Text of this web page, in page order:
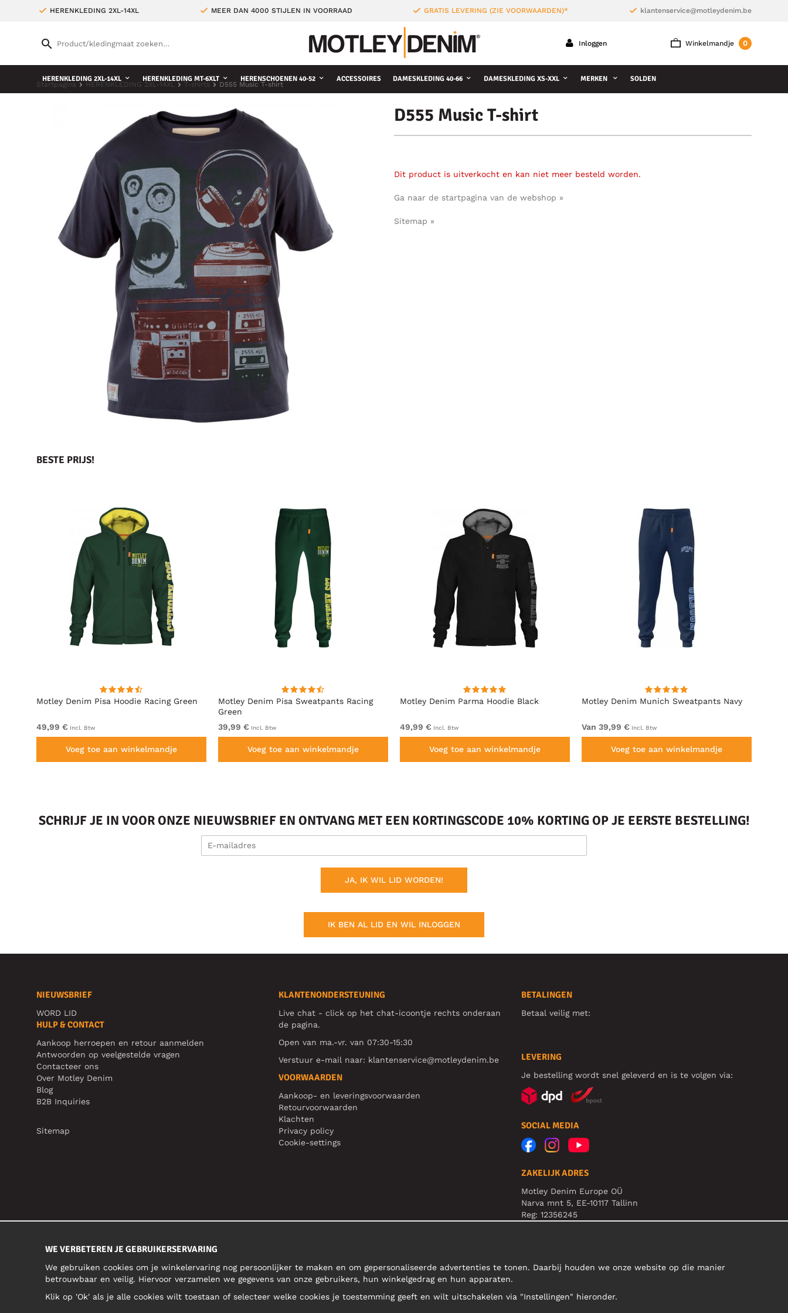
HERENKLEDING 2XL-14XL MEER DAN 4000 STIJLEN IN VOORRAAD GRATIS LEVERING (ZIE VOORWAARDEN)* klantenservice@motleydenim.be
Winkelmandje 0
Inloggen
HERENKLEDING 2XL-14XL HERENKLEDING MT-6XLT HERENSCHOENEN 40-52 ACCESSOIRES DAMESKLEDING 40-66 DAMESKLEDING XS-XXL MERKEN SOLDEN
Startpagina HERENKLEDING 2XL-14XL T-shirts D555 Music T-shirt
D555 Music T-shirt
Dit product is uitverkocht en kan niet meer besteld worden.
Ga naar de startpagina van de webshop »
Sitemap »
BESTE PRIJS!
Motley Denim Pisa Hoodie Racing Green
49,99 € Incl. Btw
Voeg toe aan winkelmandje
Motley Denim Pisa Sweatpants Racing
Green
39,99 € Incl. Btw
Voeg toe aan winkelmandje
Motley Denim Parma Hoodie Black
49,99 € Incl. Btw
Voeg toe aan winkelmandje
Motley Denim Munich Sweatpants Navy
Van 39,99 € Incl. Btw
Voeg toe aan winkelmandje
SCHRIJF JE IN VOOR ONZE NIEUWSBRIEF EN ONTVANG MET EEN KORTINGSCODE 10% KORTING OP JE EERSTE BESTELLING!
JA, IK WIL LID WORDEN!
IK BEN AL LID EN WIL INLOGGEN
NIEUWSBRIEF
WORD LID
HULP & CONTACT
Aankoop herroepen en retour aanmelden
Antwoorden op veelgestelde vragen
Contacteer ons
Over Motley Denim
Blog
B2B Inquiries
Sitemap
KLANTENONDERSTEUNING
Live chat - click op het chat-icoontje rechts onderaan
de pagina.
Open van ma.-vr. van 07:30-15:30
Verstuur e-mail naar: klantenservice@motleydenim.be
VOORWAARDEN
Aankoop- en leveringsvoorwaarden
Retourvoorwaarden
Klachten
Privacy policy
Cookie-settings
BETALINGEN
Betaal veilig met:
LEVERING
Je bestelling wordt snel geleverd en is te volgen via:
SOCIAL MEDIA
ZAKELIJK ADRES
Motley Denim Europe OÜ
Narva mnt 5, EE-10117 Tallinn
Reg: 12356245
WE VERBETEREN JE GEBRUIKERSERVARING
We gebruiken cookies om je winkelervaring nog persoonlijker te maken en om gepersonaliseerde advertenties te tonen. Daarbij houden we onze website op die manier
betrouwbaar en veilig. Hiervoor verzamelen we gegevens van onze gebruikers, hun winkelgedrag en hun apparaten.
Klik op 'Ok' als je alle cookies wilt toestaan of selecteer welke cookies je toestemming geeft en wilt uitschakelen via "Instellingen" hieronder.